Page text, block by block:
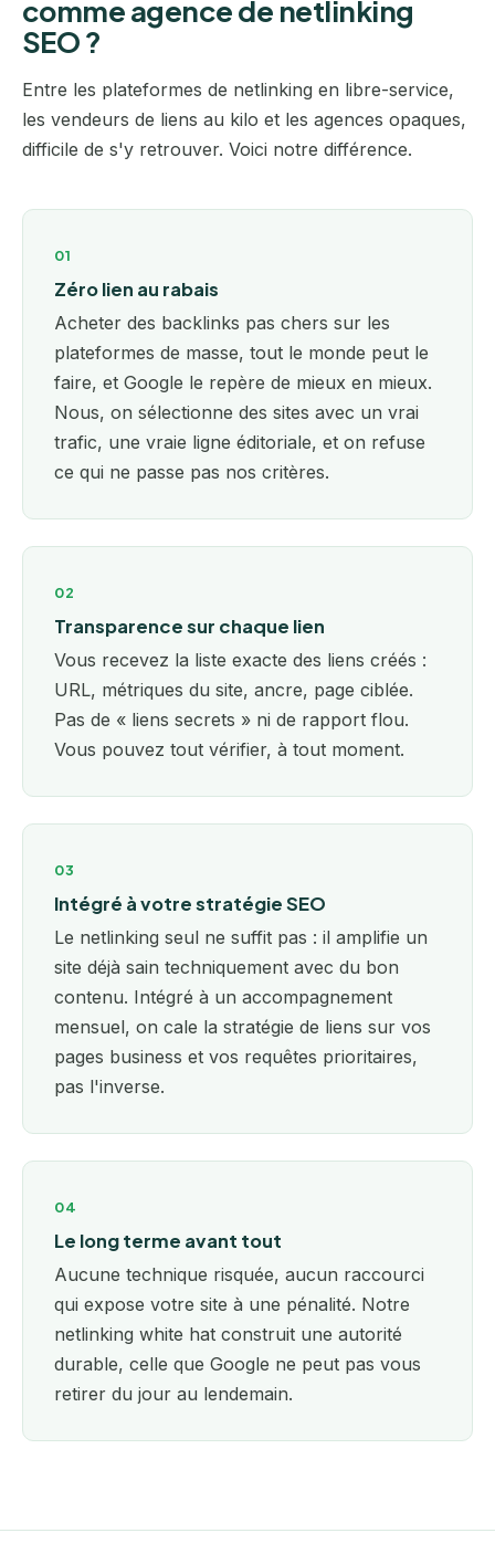
comme agence de netlinking
SEO ?
Entre les plateformes de netlinking en libre-service,
les vendeurs de liens au kilo et les agences opaques,
difficile de s'y retrouver. Voici notre différence.
01
Zéro lien au rabais
Acheter des backlinks pas chers sur les
plateformes de masse, tout le monde peut le
faire, et Google le repère de mieux en mieux.
Nous, on sélectionne des sites avec un vrai
trafic, une vraie ligne éditoriale, et on refuse
ce qui ne passe pas nos critères.
02
Transparence sur chaque lien
Vous recevez la liste exacte des liens créés :
URL, métriques du site, ancre, page ciblée.
Pas de « liens secrets » ni de rapport flou.
Vous pouvez tout vérifier, à tout moment.
03
Intégré à votre stratégie SEO
Le netlinking seul ne suffit pas : il amplifie un
site déjà sain techniquement avec du bon
contenu. Intégré à un accompagnement
mensuel, on cale la stratégie de liens sur vos
pages business et vos requêtes prioritaires,
pas l'inverse.
04
Le long terme avant tout
Aucune technique risquée, aucun raccourci
qui expose votre site à une pénalité. Notre
netlinking white hat construit une autorité
durable, celle que Google ne peut pas vous
retirer du jour au lendemain.